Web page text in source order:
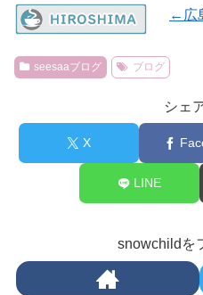
←広
seesaaブログ ブログ
シェ
X
LINE
snowchildを